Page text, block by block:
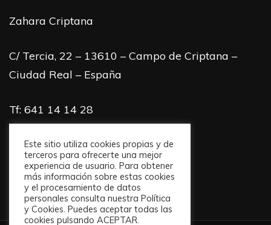
Zahara Criptana
C/ Tercia, 22 – 13610 – Campo de Criptana –
Ciudad Real – España
Tf: 641 14 14 28
info@zaharacriptana.com
Este sitio utiliza cookies propias y de
terceros para ofrecerte una mejor
experiencia de usuario. Para obtener
más información sobre estas cookies
y el procesamiento de datos
personales consulta nuestra Política
y Cookies. Puedes aceptar todas las
cookies pulsando ACEPTAR.